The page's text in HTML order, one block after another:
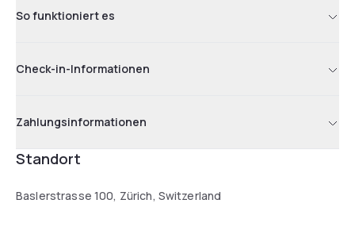
So funktioniert es
Check-in-Informationen
Zahlungsinformationen
Standort
Baslerstrasse 100, Zürich, Switzerland